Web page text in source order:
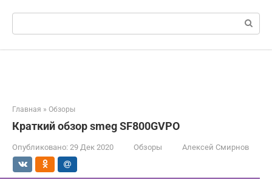
Поиск:
Главная » Обзоры
Краткий обзор smeg SF800GVPO
Опубликовано: 29 Дек 2020 Обзоры Алексей Смирнов